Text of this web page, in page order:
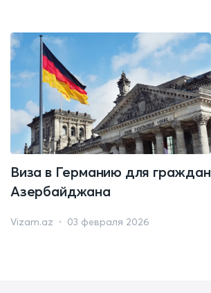
Виза в Германию для граждан
Азербайджана
Vizam.az 03 февраля 2026